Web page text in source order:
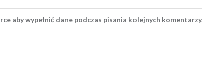
aby wypełnić dane podczas pisania kolejnych